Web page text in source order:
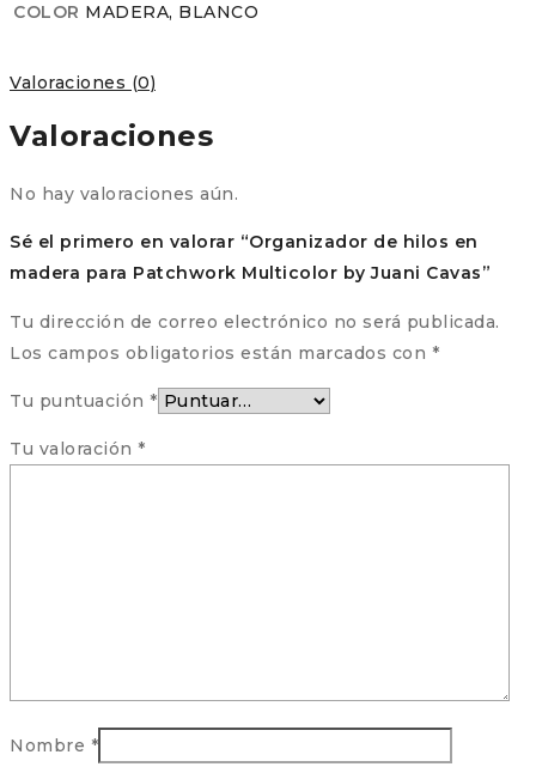
COLOR MADERA, BLANCO
Valoraciones (0)
Valoraciones
No hay valoraciones aún.
Sé el primero en valorar “Organizador de hilos en
madera para Patchwork Multicolor by Juani Cavas”
Tu dirección de correo electrónico no será publicada.
Los campos obligatorios están marcados con *
Tu puntuación *
Tu valoración *
Nombre *